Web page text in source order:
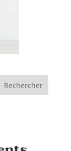
Rechercher